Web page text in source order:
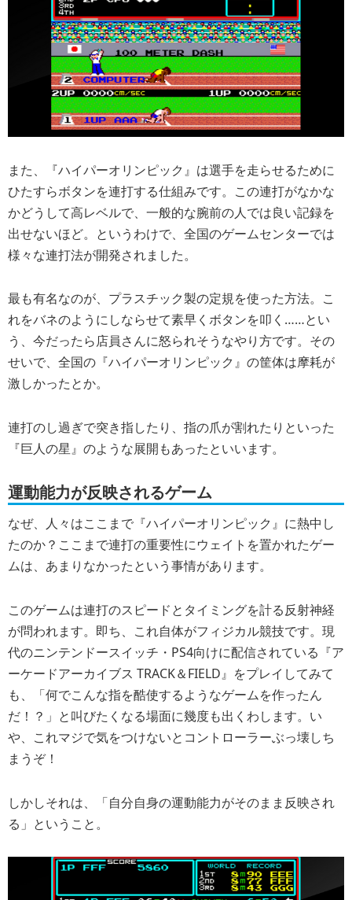
また、『ハイパーオリンピック』は選手を走らせるために
ひたすらボタンを連打する仕組みです。この連打がなかな
かどうして高レベルで、一般的な腕前の人では良い記録を
出せないほど。というわけで、全国のゲームセンターでは
様々な連打法が開発されました。
最も有名なのが、プラスチック製の定規を使った方法。こ
れをバネのようにしならせて素早くボタンを叩く……とい
う、今だったら店員さんに怒られそうなやり方です。その
せいで、全国の『ハイパーオリンピック』の筐体は摩耗が
激しかったとか。
連打のし過ぎで突き指したり、指の爪が割れたりといった
『巨人の星』のような展開もあったといいます。
運動能力が反映されるゲーム
なぜ、人々はここまで『ハイパーオリンピック』に熱中し
たのか？ここまで連打の重要性にウェイトを置かれたゲー
ムは、あまりなかったという事情があります。
このゲームは連打のスピードとタイミングを計る反射神経
が問われます。即ち、これ自体がフィジカル競技です。現
代のニンテンドースイッチ・PS4向けに配信されている『ア
ーケードアーカイブス TRACK＆FIELD』をプレイしてみて
も、「何でこんな指を酷使するようなゲームを作ったん
だ！？」と叫びたくなる場面に幾度も出くわします。い
や、これマジで気をつけないとコントローラーぶっ壊しち
まうぞ！
しかしそれは、「自分自身の運動能力がそのまま反映され
る」ということ。